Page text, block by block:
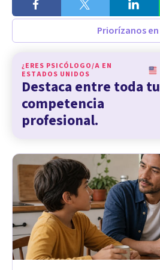
Priorízanos en
¿ERES PSICÓLOGO/A EN
ESTADOS UNIDOS
Destaca entre toda tu
competencia
profesional.